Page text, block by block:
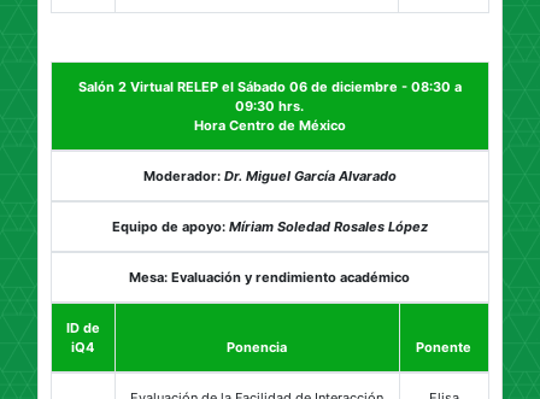
Salón 2 Virtual RELEP el Sábado 06 de diciembre - 08:30 a
09:30 hrs.
Hora Centro de México
Moderador: Dr. Miguel García Alvarado
Equipo de apoyo: Míriam Soledad Rosales López
Mesa: Evaluación y rendimiento académico
ID de
iQ4
Ponencia Ponente